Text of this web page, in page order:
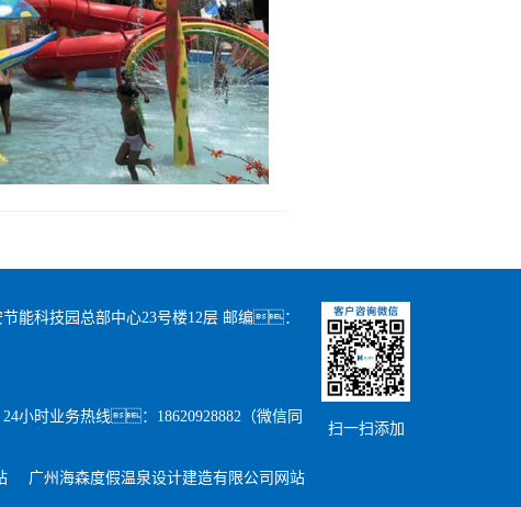
能科技园总部中心23号楼12层 邮编：
小时业务热线：18620928882（微信同
扫一扫添加
广州海森度假温泉设计建造有限公司网站